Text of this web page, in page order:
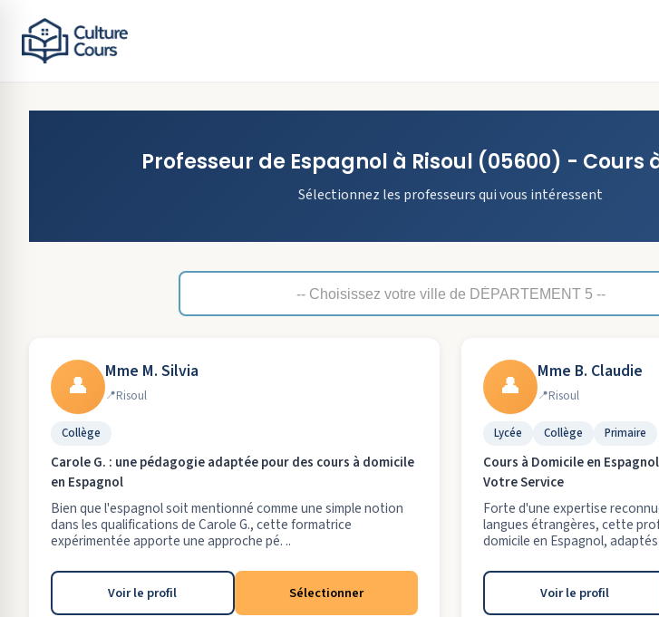
Professeur de Espagnol à Risoul (05600) - Cours
Sélectionnez les professeurs qui vous intéressent
👤 Mme M. Silvia
Risoul
Collège
Carole G. : une pédagogie adaptée pour des cours à domicile
en Espagnol
Bien que l'espagnol soit mentionné comme une simple notion
dans les qualifications de Carole G., cette formatrice
expérimentée apporte une approche pé. ..
Voir le profil Sélectionner
👤 Mme B. Claudie
Risoul
Lycée Collège Primaire
Cours à Domicile en
Votre Service
Forte d'une expertise
langues étrangères, cette
domicile en Espagnol,
Voir le profil